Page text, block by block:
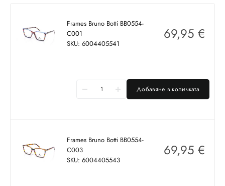
Frames Bruno Botti BB0554-
C001
SKU: 6004405541
69,95 €
Добавяне в количката
Frames Bruno Botti BB0554-
C003
SKU: 6004405543
69,95 €